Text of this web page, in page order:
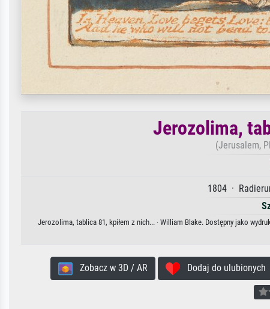
Jerozolima,
(Jerusalem,
1804 ·
Jerozolima, tablica 81, kpiłem z nich... · William Blake. Dostępny jako
Zobacz w 3D / AR Dodaj do ulubionych